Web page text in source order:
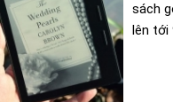
sách
lên tới